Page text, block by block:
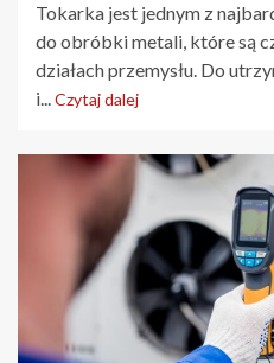
Tokarka jest jednym z
do obróbki metali, które są
działach przemysłu. Do
i...Czytaj dalej
2 min odczytu